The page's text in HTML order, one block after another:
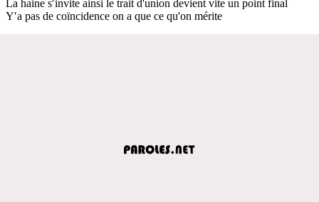
La haine s′invite ainsi le trait d'union devient vite un point final
Y′a pas de coïncidence on a que ce qu'on mérite